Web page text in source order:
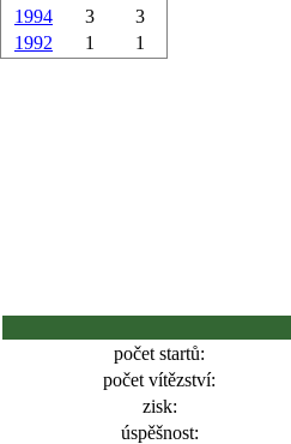
1994
3
3
1992
1 1
počet startů:
počet vítězství:
zisk:
úspěšnost: